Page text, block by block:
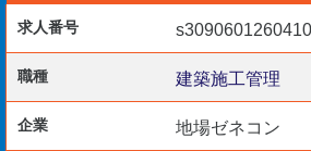
■こんな方におすすめ
・ワークライフバランスを大切にでき
方
・責任ある立場で落ち着いて現場をま
求人番号
職種 建築施工管理
企業 地場ゼネコン